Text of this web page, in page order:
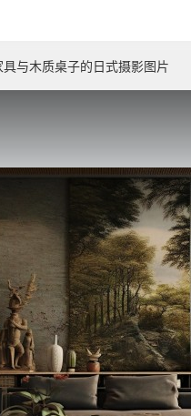
与木质桌子的日式摄影图片